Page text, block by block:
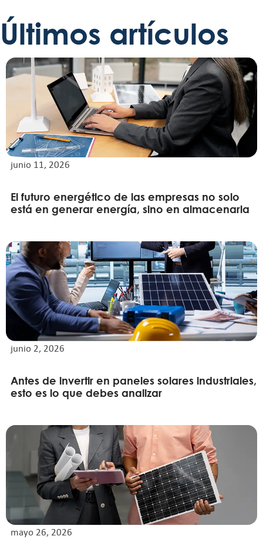
Últimos artículos
junio 11, 2026
El futuro energético de las empresas no solo
está en generar energía, sino en almacenarla
junio 2, 2026
Antes de invertir en paneles solares industriales,
esto es lo que debes analizar
mayo 26, 2026